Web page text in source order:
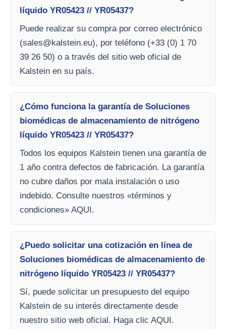
líquido YR05423 // YR05437?
Puede realizar su compra por correo electrónico
(sales@kalstein.eu), por teléfono (+33 (0) 1 70
39 26 50) o a través del sitio web oficial de
Kalstein en su país.
¿Cómo funciona la garantía de Soluciones
biomédicas de almacenamiento de nitrógeno
líquido YR05423 // YR05437?
Todos los equipos Kalstein tienen una garantía de
1 año contra defectos de fabricación. La garantía
no cubre daños por mala instalación o uso
indebido. Consulte nuestros «términos y
condiciones» AQUI.
¿Puedo solicitar una cotización en línea de
Soluciones biomédicas de almacenamiento de
nitrógeno líquido YR05423 // YR05437?
Sí, puede solicitar un presupuesto del equipo
Kalstein de su interés directamente desde
nuestro sitio web oficial. Haga clic AQUI.